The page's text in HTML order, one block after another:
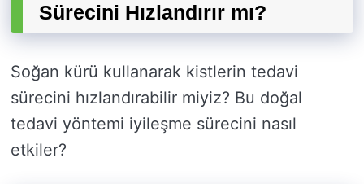
Sürecini Hızlandırır mı?
Soğan kürü kullanarak kistlerin tedavi
sürecini hızlandırabilir miyiz? Bu doğal
tedavi yöntemi iyileşme sürecini nasıl
etkiler?